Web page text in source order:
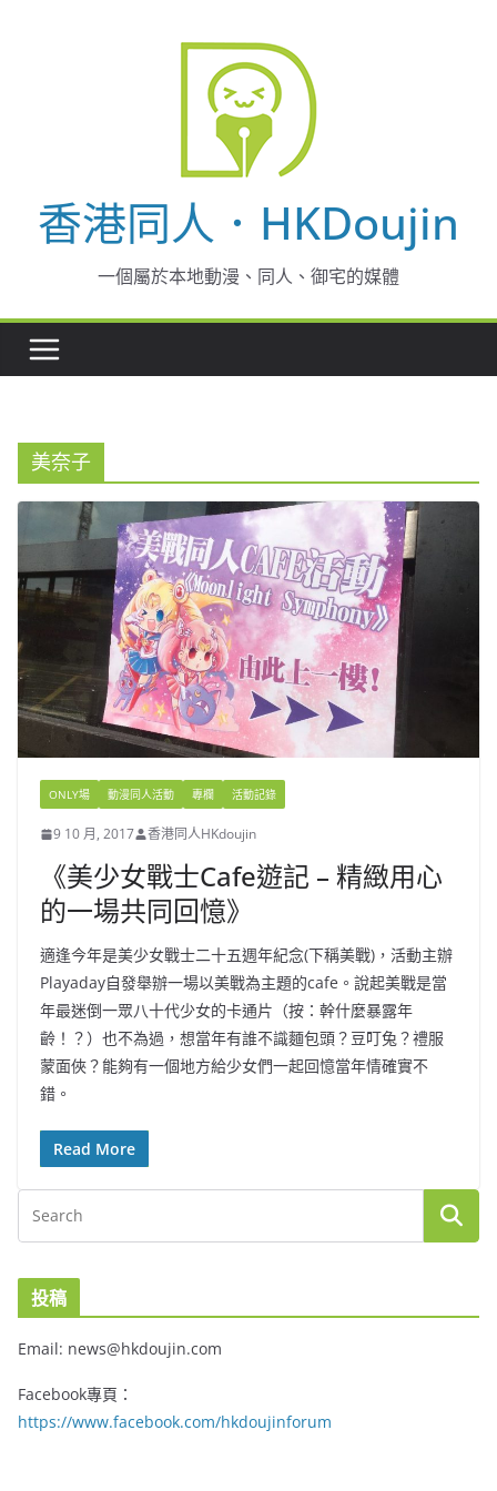
香港同人．HKDoujin
一個屬於本地動漫、同人、御宅的媒體
美奈子
ONLY場 動漫同人活動 專欄 活動記錄
9 10 月, 2017 香港同人HKdoujin
《美少女戰士Cafe遊記 – 精緻用心
的一場共同回憶》
適逢今年是美少女戰士二十五週年紀念(下稱美戰)，活動主辦
Playaday自發舉辦一場以美戰為主題的cafe。說起美戰是當
年最迷倒一眾八十代少女的卡通片（按：幹什麼暴露年
齡！？）也不為過，想當年有誰不識麵包頭？豆叮兔？禮服
蒙面俠？能夠有一個地方給少女們一起回憶當年情確實不
錯。
Read More
投稿
Email: news@hkdoujin.com
Facebook專頁：
https://www.facebook.com/hkdoujinforum